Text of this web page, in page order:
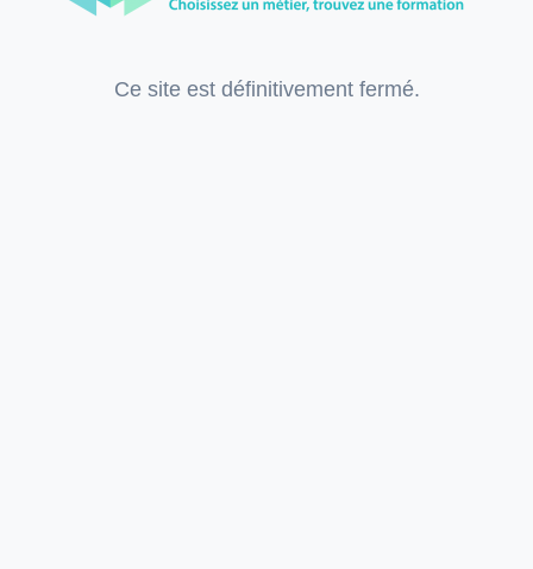
Ce site est définitivement fermé.